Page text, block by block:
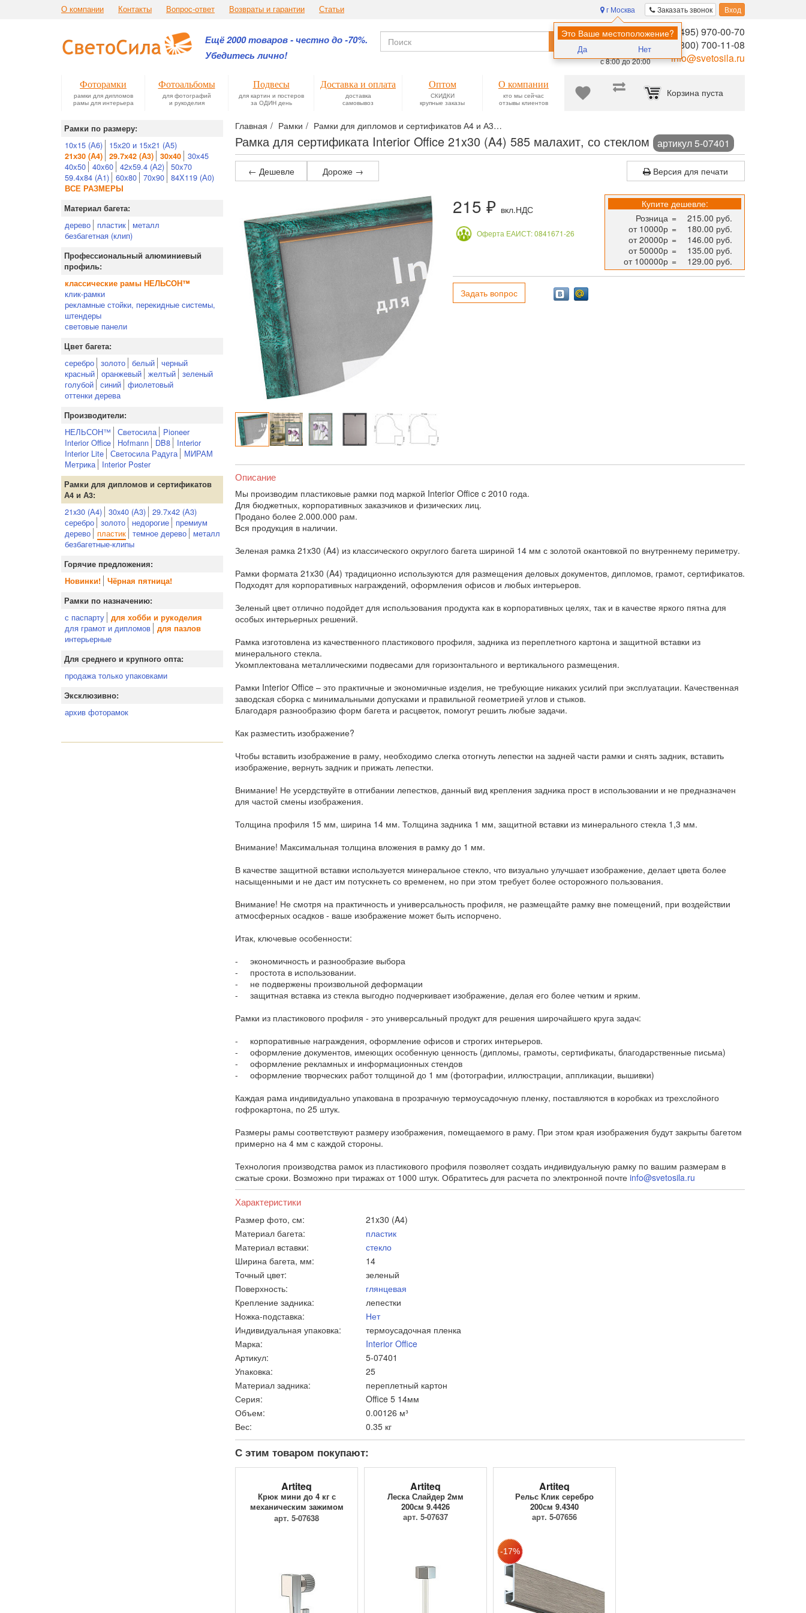
О компании Контакты Вопрос-ответ Возвраты и гарантии Статьи Заказать звонок Вход
г Москва
Это Ваше местоположение?
Да Нет
Ещё 2000 товаров - честно до -70%.
Убедитесь лично!
Помощь в
выборе:
Ежедневно,
с 8:00 до 20:00
8 (495) 970-00-70
8 (800) 700-11-08
info@svetosila.ru
Найти
Корзина пуста
Фоторамки
рамки для дипломов
рамы для интерьера
Фотоальбомы
для фотографий
и рукоделия
Подвесы
для картин и постеров
за ОДИН день
Доставка и оплата
доставка
самовывоз
Оптом
СКИДКИ
крупные заказы
О компании
кто мы сейчас
отзывы клиентов
Главная Рамки Рамки для дипломов и сертификатов А4 и А3
Рамка для сертификата Interior Office 21x30 (A4) 585 малахит, со стеклом артикул 5-07401
Рамки по размеру:
10х15 (А6) 15х20 и 15х21 (А5)
21х30 (А4) 29.7х42 (А3) 30х40
30х45
40х50 40х60 42х59.4 (А2) 50х70
59.4х84 (А1) 60х80 70х90 84Х119 (А0)
ВСЕ РАЗМЕРЫ
Материал багета:
дерево пластик
металл
безбагетная (клип)
Профессиональный алюминиевый
профиль:
классические рамы НЕЛЬСОН™
клик-рамки
рекламные стойки, перекидные системы,
штендеры
световые панели
Цвет багета:
серебро золото белый черный
красный оранжевый желтый зеленый
голубой синий фиолетовый
оттенки дерева
Производители:
НЕЛЬСОН™ Светосила
Pioneer
Interior Office
Hofmann DB8
Interior
Interior Lite Светосила Радуга
МИРАМ
Метрика
Interior Poster
Рамки для дипломов и сертификатов
А4 и А3:
21x30 (А4) 30x40 (А3) 29.7х42 (А3)
серебро золото недорогие
премиум
дерево пластик темное дерево
металл
безбагетные-клипы
Горячие предложения:
Новинки!
Чёрная пятница!
Рамки по назначению:
с паспарту для хобби и рукоделия
для грамот и дипломов для пазлов
интерьерные
Для среднего и крупного опта:
продажа только упаковками
Эксклюзивно:
архив фоторамок
← Дешевле Дороже → Версия для печати
215 ₽ вкл.НДС
Оферта ЕАИСТ: 0841671-26
Купите дешевле:
Розница =
215.00 руб.
от 10000р =
180.00 руб.
от 20000р =
146.00 руб.
от 50000р =
135.00 руб.
от 100000р = 129.00 руб.
Задать вопрос
Описание
Мы производим пластиковые рамки под маркой Interior Office c 2010 года.
Для бюджетных, корпоративных заказчиков и физических лиц.
Продано более 2.000.000 рам.
Вся продукция в наличии.
Зеленая рамка 21x30 (A4) из классического округлого багета шириной 14 мм с золотой окантовкой по внутреннему периметру.
Рамки формата 21x30 (A4) традиционно используются для размещения деловых документов, дипломов, грамот, сертификатов.
Подходят для корпоративных награждений, оформления офисов и любых интерьеров.
Зеленый цвет отлично подойдет для использования продукта как в корпоративных целях, так и в качестве яркого пятна для
особых интерьерных решений.
Рамка изготовлена из качественного пластикового профиля, задника из переплетного картона и защитной вставки из
минерального стекла.
Укомплектована металлическими подвесами для горизонтального и вертикального размещения.
Рамки Interior Office – это практичные и экономичные изделия, не требующие никаких усилий при эксплуатации. Качественная
заводская сборка с минимальными допусками и правильной геометрией углов и стыков.
Благодаря разнообразию форм багета и расцветок, помогут решить любые задачи.
Как разместить изображение?
Чтобы вставить изображение в раму, необходимо слегка отогнуть лепестки на задней части рамки и снять задник, вставить
изображение, вернуть задник и прижать лепестки.
Внимание! Не усердствуйте в отгибании лепестков, данный вид крепления задника прост в использовании и не предназначен
для частой смены изображения.
Толщина профиля 15 мм, ширина 14 мм. Толщина задника 1 мм, защитной вставки из минерального стекла 1,3 мм.
Внимание! Максимальная толщина вложения в рамку до 1 мм.
В качестве защитной вставки используется минеральное стекло, что визуально улучшает изображение, делает цвета более
насыщенными и не даст им потускнеть со временем, но при этом требует более осторожного пользования.
Внимание! Не смотря на практичность и универсальность профиля, не размещайте рамку вне помещений, при воздействии
атмосферных осадков - ваше изображение может быть испорчено.
Итак, ключевые особенности:
- экономичность и разнообразие выбора
- простота в использовании.
- не подвержены произвольной деформации
- защитная вставка из стекла выгодно подчеркивает изображение, делая его более четким и ярким.
Рамки из пластикового профиля - это универсальный продукт для решения широчайшего круга задач:
- корпоративные награждения, оформление офисов и строгих интерьеров.
- оформление документов, имеющих особенную ценность (дипломы, грамоты, сертификаты, благодарственные письма)
- оформление рекламных и информационных стендов
- оформление творческих работ толщиной до 1 мм (фотографии, иллюстрации, аппликации, вышивки)
Каждая рама индивидуально упакована в прозрачную термоусадочную пленку, поставляются в коробках из трехслойного
гофрокартона, по 25 штук.
Размеры рамы соответствуют размеру изображения, помещаемого в раму. При этом края изображения будут закрыты багетом
примерно на 4 мм с каждой стороны.
Технология производства рамок из пластикового профиля позволяет создать индивидуальную рамку по вашим размерам в
сжатые сроки. Возможно при тиражах от 1000 штук. Обратитесь для расчета по электронной почте info@svetosila.ru
Характеристики
Размер фото, см:
21x30 (A4)
Материал багета:
пластик
Материал вставки:
стекло
Ширина багета, мм:
14
Точный цвет:
зеленый
Поверхность:
глянцевая
Крепление задника:
лепестки
Ножка-подставка:
Нет
Индивидуальная упаковка:
термоусадочная пленка
Марка:
Interior Office
Артикул:
5-07401
Упаковка:
25
Материал задника:
переплетный картон
Серия:
Office 5 14мм
Объем:
0.00126 м³
Вес:
0.35 кг
С этим товаром покупают:
Artiteq
Крюк мини до 4 кг с
механическим зажимом
9.4205
арт. 5-07638
Artiteq
Леска Слайдер 2мм
200см 9.4426
арт. 5-07637
Artiteq
Рельс Клик серебро
200см 9.4340
арт. 5-07656